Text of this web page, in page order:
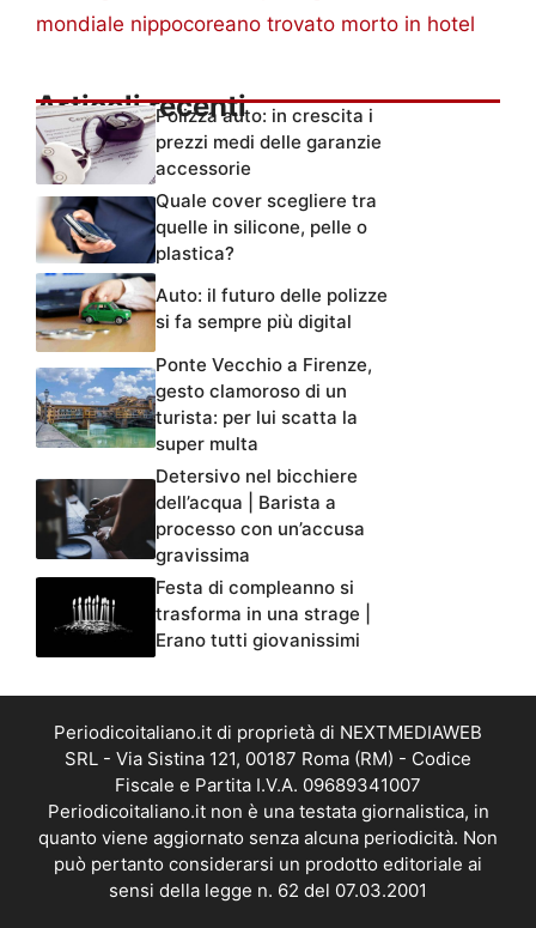
mondiale nippocoreano trovato morto in hotel
Articoli recentiPolizza auto: in crescita i
prezzi medi delle garanzie
accessorie
Quale cover scegliere tra
quelle in silicone, pelle o
plastica?
Auto: il futuro delle polizze
si fa sempre più digital
Ponte Vecchio a Firenze,
gesto clamoroso di un
turista: per lui scatta la
super multa
Detersivo nel bicchiere
dell’acqua | Barista a
processo con un’accusa
gravissima
Festa di compleanno si
trasforma in una strage |
Erano tutti giovanissimi
Periodicoitaliano.it di proprietà di NEXTMEDIAWEB
SRL - Via Sistina 121, 00187 Roma (RM) - Codice
Fiscale e Partita I.V.A. 09689341007
Periodicoitaliano.it non è una testata giornalistica, in
quanto viene aggiornato senza alcuna periodicità. Non
può pertanto considerarsi un prodotto editoriale ai
sensi della legge n. 62 del 07.03.2001